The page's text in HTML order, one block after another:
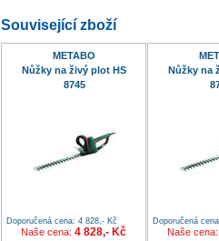
Související zboží
METABO
Nůžky na živý plot HS
8745
Doporučená cena: 4 828,- Kč
Naše cena: 4 828,- Kč
Nůžky na
Doporučená
Naše